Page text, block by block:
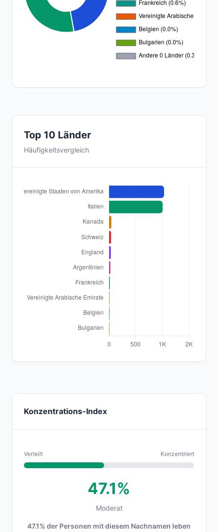
Top 10 Länder
Häufigkeitsvergleich
Konzentrations-Index
Verteilt Konzentriert
47.1%
Moderat
47.1% der Personen mit diesem Nachnamen leben